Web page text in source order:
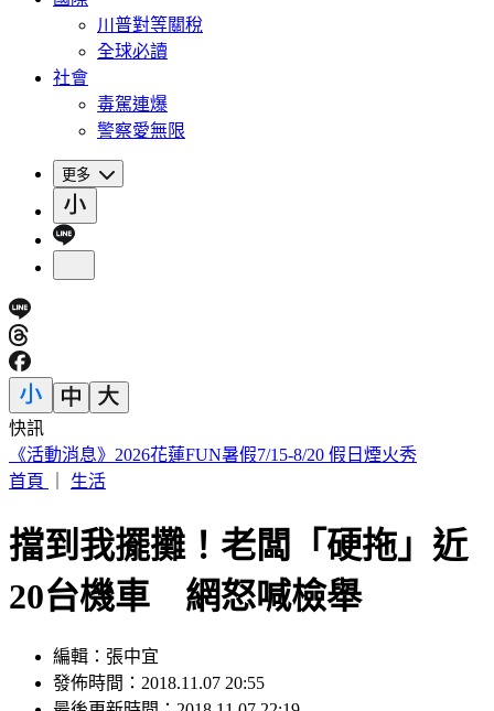
川普對等關稅
全球必讀
社會
毒駕連爆
警察愛無限
更多
快訊
晚起南部雨勢接力！專家曝「雨炸北台灣關鍵」 估這時起緩
和
擋到我擺攤！老闆「硬拖」近
20台機車 網怒喊檢舉
編輯：張中宜